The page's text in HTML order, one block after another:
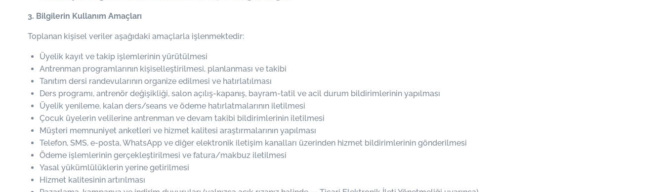
3. Bilgilerin Kullanım Amaçları
Toplanan kişisel veriler aşağıdaki amaçlarla işlenmektedir:
Üyelik kayıt ve takip işlemlerinin yürütülmesi
Antrenman programlarının kişiselleştirilmesi, planlanması ve takibi
Tanıtım dersi randevularının organize edilmesi ve hatırlatılması
Ders programı, antrenör değişikliği, salon açılış-kapanış, bayram-tatil ve acil durum bildirimlerinin yapılması
Üyelik yenileme, kalan ders/seans ve ödeme hatırlatmalarının iletilmesi
Çocuk üyelerin velilerine antrenman ve devam takibi bildirimlerinin iletilmesi
Müşteri memnuniyet anketleri ve hizmet kalitesi araştırmalarının yapılması
Telefon, SMS, e-posta, WhatsApp ve diğer elektronik iletişim kanalları üzerinden hizmet bildirimlerinin gönderilmesi
Ödeme işlemlerinin gerçekleştirilmesi ve fatura/makbuz iletilmesi
Yasal yükümlülüklerin yerine getirilmesi
Hizmet kalitesinin artırılması